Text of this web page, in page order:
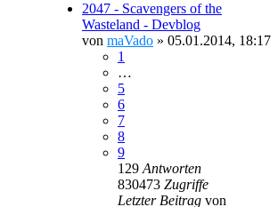
2047 - Scavengers of the
Wasteland - Devblog
von maVado » 05.01.2014, 18:17
1
…
5
6
7
8
9
129 Antworten
830473 Zugriffe
Letzter Beitrag von